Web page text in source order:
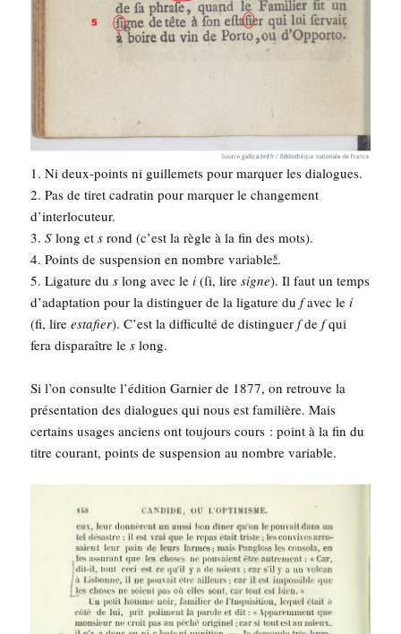
1. Ni deux-points ni guille­mets pour mar­quer les dia­logues.
2. Pas de tiret cadra­tin pour mar­quer le chan­ge­ment
d’interlocuteur.
3.S long ets rond (c’est la règle à la fin des mots).
4. Points de sus­pen­sion en nombre variable8.
5. Liga­ture dus long avec lei (ſi, liresigne). Il faut un temps
d’adaptation pour la dis­tin­guer de la liga­ture dufavec lei
(fi, lireesta­fier). C’est la dif­fi­cul­té de dis­tin­guerſdefqui
fera dis­pa­raître les long.
Si l’on consulte l’é­di­tion Gar­nier de 1877, on retrouve la
pré­sen­ta­tion des dia­logues qui nous est fami­lière. Mais
cer­tains usages anciens ont tou­jours cours : point à la fin du
titre cou­rant, points de sus­pen­sion au nombre variable.